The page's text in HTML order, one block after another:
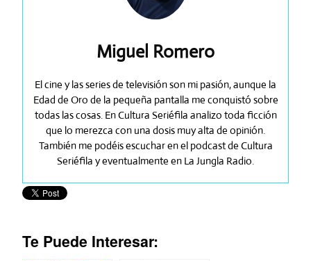
Miguel Romero
El cine y las series de televisión son mi pasión, aunque la
Edad de Oro de la pequeña pantalla me conquistó sobre
todas las cosas. En Cultura Seriéfila analizo toda ficción
que lo merezca con una dosis muy alta de opinión.
También me podéis escuchar en el podcast de Cultura
Seriéfila y eventualmente en La Jungla Radio.
Te Puede Interesar: